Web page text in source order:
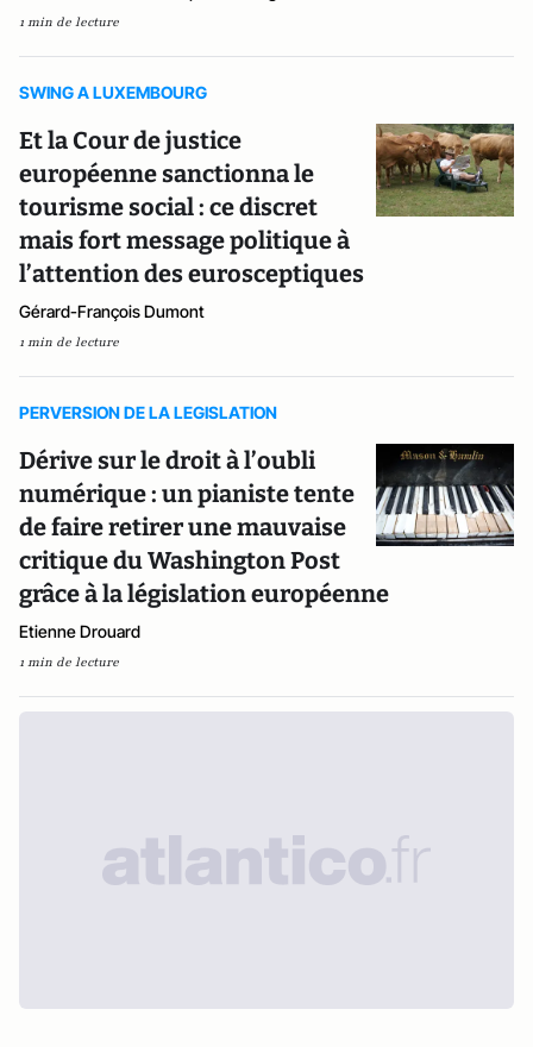
1 min de lecture
SWING A LUXEMBOURG
Et la Cour de justice
européenne sanctionna le
tourisme social : ce discret
mais fort message politique à
l’attention des eurosceptiques
Gérard-François Dumont
1 min de lecture
PERVERSION DE LA LEGISLATION
Dérive sur le droit à l’oubli
numérique : un pianiste tente
de faire retirer une mauvaise
critique du Washington Post
grâce à la législation européenne
Etienne Drouard
1 min de lecture